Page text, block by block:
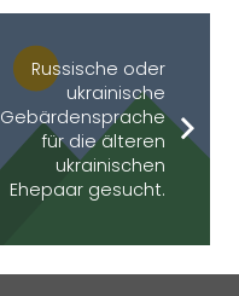
Russische oder
ukrainische
Gebärdensprache
für die älteren
ukrainischen
Ehepaar gesucht.